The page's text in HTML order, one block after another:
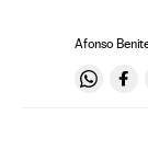
Afonso